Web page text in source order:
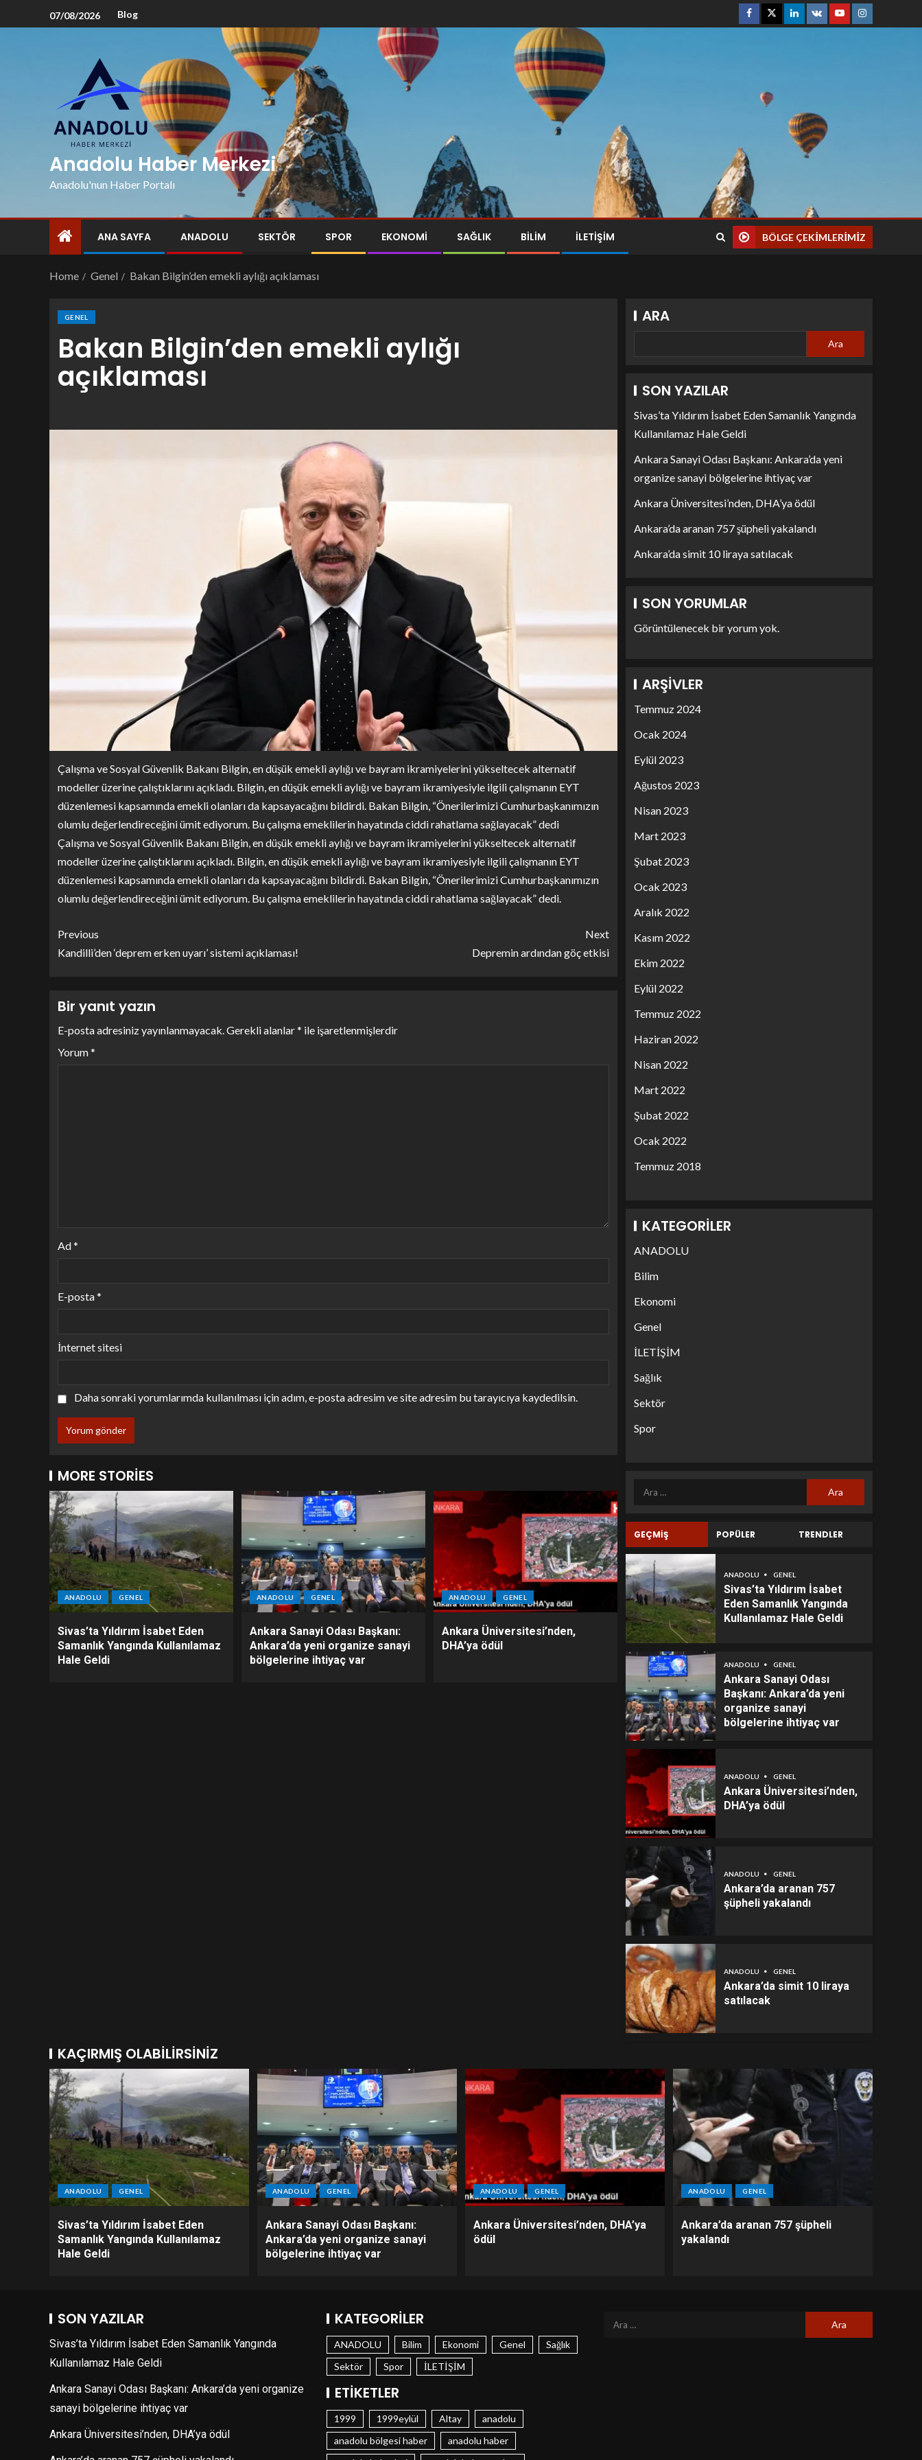
07/08/2026 Blog
Anadolu Haber Merkezi
Anadolu'nun Haber Portalı
ANA SAYFA ANADOLU SEKTÖR SPOR EKONOMI SAĞLIK BILIM İLETİŞİM BÖLGE ÇEKIMLERIMIZ
Home Genel Bakan Bilgin’den emekli aylığı açıklaması
GENEL
Bakan Bilgin’den emekli aylığı
açıklaması
Çalışma ve Sosyal Güvenlik Bakanı Bilgin, en düşük emekli aylığı ve bayram ikramiyelerini yükseltecek alternatif
modeller üzerine çalıştıklarını açıkladı. Bilgin, en düşük emekli aylığı ve bayram ikramiyesiyle ilgili çalışmanın EYT
düzenlemesi kapsamında emekli olanları da kapsayacağını bildirdi. Bakan Bilgin, “Önerilerimizi Cumhurbaşkanımızın
olumlu değerlendireceğini ümit ediyorum. Bu çalışma emeklilerin hayatında ciddi rahatlama sağlayacak” dedi
Çalışma ve Sosyal Güvenlik Bakanı Bilgin, en düşük emekli aylığı ve bayram ikramiyelerini yükseltecek alternatif
modeller üzerine çalıştıklarını açıkladı. Bilgin, en düşük emekli aylığı ve bayram ikramiyesiyle ilgili çalışmanın EYT
düzenlemesi kapsamında emekli olanları da kapsayacağını bildirdi. Bakan Bilgin, “Önerilerimizi Cumhurbaşkanımızın
olumlu değerlendireceğini ümit ediyorum. Bu çalışma emeklilerin hayatında ciddi rahatlama sağlayacak” dedi.
Previous
Kandilli’den ‘deprem erken uyarı’ sistemi açıklaması!
Next
Depremin ardından göç etkisi
Bir yanıt yazın
E-posta adresiniz yayınlanmayacak.Gerekli alanlar* ile işaretlenmişlerdir
Yorum*
Ad*
E-posta*
İnternet sitesi
Daha sonraki yorumlarımda kullanılması için adım, e-posta adresim ve site adresim bu tarayıcıya kaydedilsin.
MORE STORIES
ANADOLU GENEL
Sivas’ta Yıldırım İsabet Eden
Samanlık Yangında Kullanılamaz
Hale Geldi
ANADOLU GENEL
Ankara Sanayi Odası Başkanı:
Ankara’da yeni organize sanayi
bölgelerine ihtiyaç var
ANADOLU GENEL
Ankara Üniversitesi’nden,
DHA’ya ödül
ARA
Ara
SON YAZILAR
Sivas’ta Yıldırım İsabet Eden Samanlık Yangında
Kullanılamaz Hale Geldi
Ankara Sanayi Odası Başkanı: Ankara’da yeni
organize sanayi bölgelerine ihtiyaç var
Ankara Üniversitesi’nden, DHA’ya ödül
Ankara’da aranan 757 şüpheli yakalandı
Ankara’da simit 10 liraya satılacak
SON YORUMLAR
Görüntülenecek bir yorum yok.
ARŞIVLER
Temmuz 2024
Ocak 2024
Eylül 2023
Ağustos 2023
Nisan 2023
Mart 2023
Şubat 2023
Ocak 2023
Aralık 2022
Kasım 2022
Ekim 2022
Eylül 2022
Temmuz 2022
Haziran 2022
Nisan 2022
Mart 2022
Şubat 2022
Ocak 2022
Temmuz 2018
KATEGORILER
ANADOLU
Bilim
Ekonomi
Genel
İLETİŞİM
Sağlık
Sektör
Spor
GEÇMİŞ POPÜLER TRENDLER
ANADOLU GENEL
Sivas’ta Yıldırım İsabet
Eden Samanlık Yangında
Kullanılamaz Hale Geldi
ANADOLU GENEL
Ankara Sanayi Odası
Başkanı: Ankara’da yeni
organize sanayi
bölgelerine ihtiyaç var
ANADOLU GENEL
Ankara Üniversitesi’nden,
DHA’ya ödül
ANADOLU GENEL
Ankara’da aranan 757
şüpheli yakalandı
ANADOLU GENEL
Ankara’da simit 10 liraya
satılacak
KAÇIRMIŞ OLABILIRSINIZ
ANADOLU GENEL
Sivas’ta Yıldırım İsabet Eden
Samanlık Yangında Kullanılamaz
Hale Geldi
ANADOLU GENEL
Ankara Sanayi Odası Başkanı:
Ankara’da yeni organize sanayi
bölgelerine ihtiyaç var
ANADOLU GENEL
Ankara Üniversitesi’nden, DHA’ya
ödül
ANADOLU GENEL
Ankara’da aranan 757 şüpheli
yakalandı
SON YAZILAR
Sivas’ta Yıldırım İsabet Eden Samanlık Yangında
Kullanılamaz Hale Geldi
Ankara Sanayi Odası Başkanı: Ankara’da yeni organize
sanayi bölgelerine ihtiyaç var
Ankara Üniversitesi’nden, DHA’ya ödül
KATEGORILER
ANADOLU Bilim Ekonomi Genel
Sağlık
Sektör
Spor İLETİŞİM
ETIKETLER
1999 1999eylül Altay
anadolu
anadolu bölgesi haber
anadolu haber